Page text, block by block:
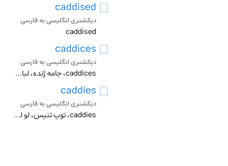
caddised
دیکشنری انگلیسی به فارسی
caddised
caddices
دیکشنری انگلیسی به فارسی
caddices، جامه ژنده، لباس مندرس، نوعی نخ پشمی، نخ قلابدوزی
caddies
دیکشنری انگلیسی به فارسی
caddies، توپ تنیس، لو لو، چای دان، دانش اموز دانشکده افسری، شبح، پسر کهتر، پیشخدمت